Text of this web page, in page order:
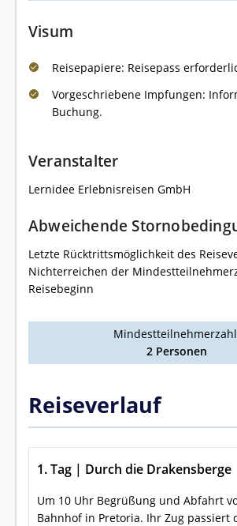
Visum
Reisepapiere: Reisepass
Vorgeschriebene Impfungen:
Buchung.
Veranstalter
Lernidee Erlebnisreisen GmbH
Abweichende
Letzte Rücktrittsmöglichkeit des
Nichterreichen der
Reisebeginn
2 Personen
Reiseverlauf
1. Tag | Durch die Drakensberge
Um 10 Uhr Begrüßung und Abfahrt
Bahnhof in Pretoria. Ihr Zug passiert